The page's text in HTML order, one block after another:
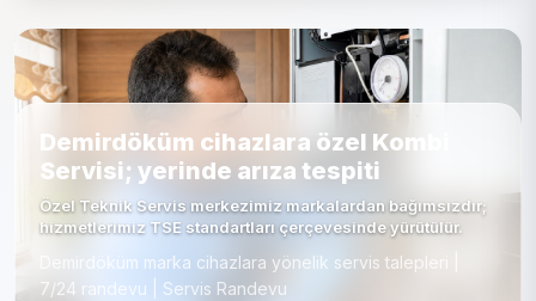
Demirdöküm cihazlara özel Kombi
Servisi; yerinde arıza tespiti
Özel Teknik Servis merkezimiz markalardan bağımsızdır;
hizmetlerimiz TSE standartları çerçevesinde yürütülür.
Demirdöküm marka cihazlara yönelik servis talepleri |
7/24 randevu | Servis Randevu